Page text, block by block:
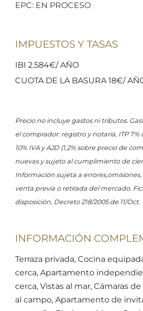
EPC: EN PROCESO
IMPUESTOS Y TASAS
IBI 2.584€/ AÑO
CUOTA DE LA BASURA 18€/
Precio no incluye gastos ni tributos.
el comprador: registro y notaría, ITP
10% IVA y AJD (1,2% sobre precio de
nuevas y sujeto al cumplimiento de
Información sujeta a
venta previa o retirada del mercado.
disposición, Decreto 218/2005 de 11/Oct.
INFORMACIÓN
Terraza privada, Cocina
cerca, Apartamento
cerca, Vistas al mar, Cámaras
al campo, Apartamento de